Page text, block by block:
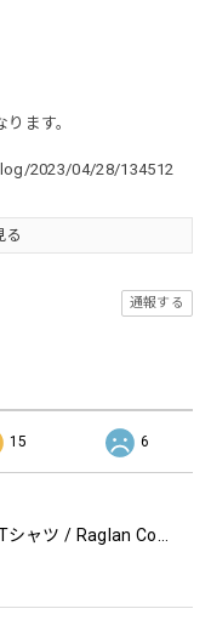
ます。
2023/04/28/134512
る
通報する
15 6